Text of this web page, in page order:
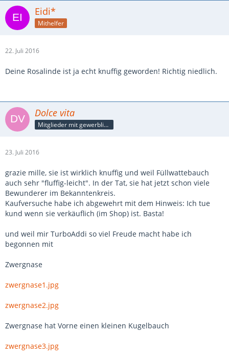
Eidi*
Mithelfer
22. Juli 2016
Deine Rosalinde ist ja echt knuffig geworden! Richtig niedlich.
Dolce vita
Mitglieder mit gewerblicher Verbindung, auch als Mitarbeiter/in
23. Juli 2016
grazie mille, sie ist wirklich knuffig und weil Füllwattebauch
auch sehr "fluffig-leicht". In der Tat, sie hat jetzt schon viele
Bewunderer im Bekanntenkreis.
Kaufversuche habe ich abgewehrt mit dem Hinweis: Ich tue
kund wenn sie verkäuflich (im Shop) ist. Basta!
und weil mir TurboAddi so viel Freude macht habe ich
begonnen mit
Zwergnase
zwergnase1.jpg
zwergnase2.jpg
Zwergnase hat Vorne einen kleinen Kugelbauch
zwergnase3.jpg